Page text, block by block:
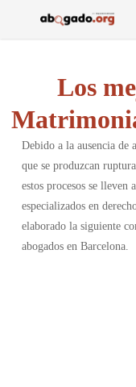
Los
Debido a la ausencia de
que se produzcan
estos procesos se lleven
especializados en
elaborado la siguiente
abogados en Barcelona.